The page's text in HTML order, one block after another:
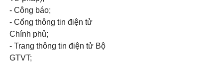
- Công báo;
- Cổng thông tin điện tử
Chính phủ;
- Trang thông tin điện tử Bộ
GTVT;